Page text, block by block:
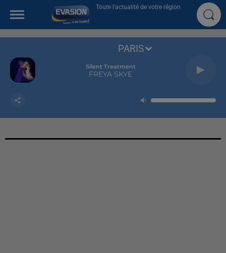
Toute l'actualité de votre région
Silent Treatment
FREYA SKYE
PARIS